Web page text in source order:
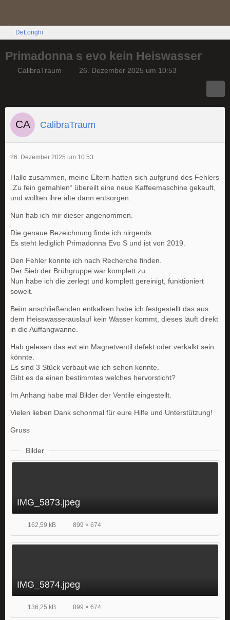
DeLonghi
Primadonna s evo kein Heiswasser
CalibraTraum 26. Dezember 2025 um 10:53
CalibraTraum
26. Dezember 2025 um 10:53
Hallo zusammen, meine Eltern hatten sich aufgrund des Fehlers
„Zu fein gemahlen“ übereilt eine neue Kaffeemaschine gekauft,
und wollten ihre alte dann entsorgen.
Nun hab ich mir dieser angenommen.
Die genaue Bezeichnung finde ich nirgends.
Es steht lediglich Primadonna Evo S und ist von 2019.
Den Fehler konnte ich nach Recherche finden.
Der Sieb der Brühgruppe war komplett zu.
Nun habe ich die zerlegt und komplett gereinigt, funktioniert
soweit.
Beim anschließenden entkalken habe ich festgestellt das aus
dem Heisswasserauslauf kein Wasser kommt, dieses läuft direkt
in die Auffangwanne.
Hab gelesen das evt ein Magnetventil defekt oder verkalkt sein
könnte.
Es sind 3 Stück verbaut wie ich sehen konnte.
Gibt es da einen bestimmtes welches hervorsticht?
Im Anhang habe mal Bilder der Ventile eingestellt.
Vielen lieben Dank schonmal für eure Hilfe und Unterstützung!
Gruss
Bilder
IMG_5873.jpeg
162,59 kB 899 × 674
IMG_5874.jpeg
136,25 kB 899 × 674